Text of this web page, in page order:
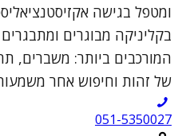
ומטפל בגישה
בקליניקה מבוגרים
המורכבים ביותר: משברים,
של זהות וחיפוש אחר
051-5350027